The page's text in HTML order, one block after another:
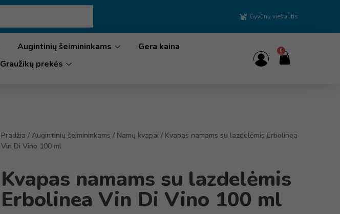
Gyvūnų viešbutis
Augintinių šeimininkams
Gera kaina
Graužikų prekės
0
Pradžia / Augintinių šeimininkams / Namų kvapai / Kvapas namams su lazdelėmis Erbolinea
Vin Di Vino 100 ml
Kvapas namams su lazdelėmis
Erbolinea Vin Di Vino 100 ml